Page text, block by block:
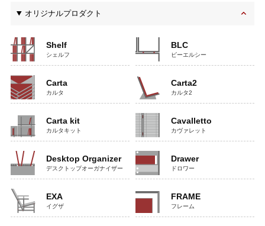
オリジナルプロダクト
Shelf
シェルフ
BLC
ビーエルシー
Carta
カルタ
Carta2
カルタ2
Carta kit
カルタキット
Cavalletto
カヴァレット
Desktop Organizer
デスクトップオーガナイザー
Drawer
ドロワー
EXA
イグザ
FRAME
フレーム